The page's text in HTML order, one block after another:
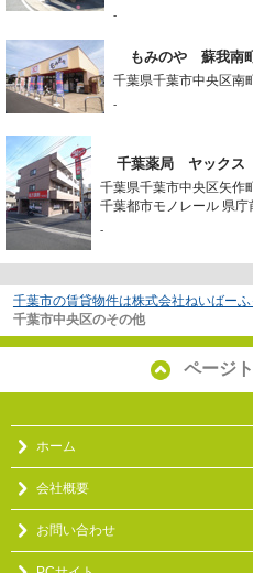
-
もみのや 蘇我南
千葉県千葉市中央区南
-
千葉薬局 ヤックス
千葉県千葉市中央区矢作
千葉都市モノレール 県庁
-
千葉市の賃貸物件は株式会社ねいばー
千葉市中央区のその他
ページ
ホーム
会社概要
お問い合わせ